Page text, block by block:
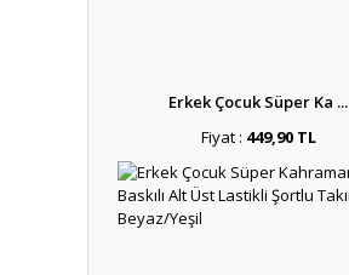
Erkek Çocuk Süper Ka ...
Fiyat : 449,90 TL